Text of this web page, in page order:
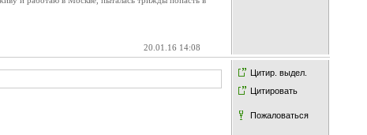
20.01.16 14:08
Цитир. выдел.
Цитировать
Пожаловаться